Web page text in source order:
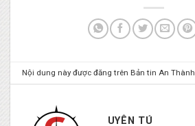
Nội dung này được đăng trên Bản tin An Thành
UYÊN TÚ